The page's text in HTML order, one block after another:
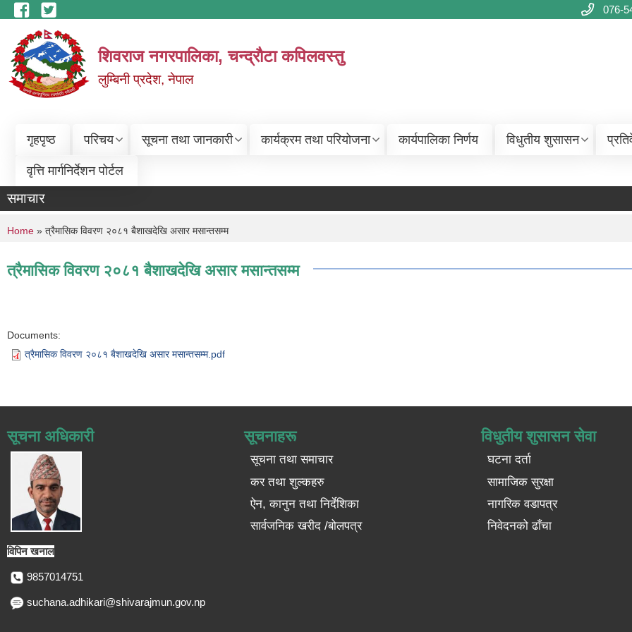
Skip to main content 076-
शिवराज नगरपालिका, चन्द्राैटा कपिलवस्तु
लुम्बिनी प्रदेश, नेपाल
गृहपृष्ठ परिचय सूचना तथा जानकारी कार्यक्रम तथा परियोजना कार्यपालिका निर्णय विधुतीय शुसासन
वृत्ति मार्गनिर्देशन पोर्टल
समाचार
You are here
Home » त्रैमासिक विवरण २०८१ बैशाखदेखि असार मसान्तसम्म
त्रैमासिक विवरण २०८१ बैशाखदेखि असार मसान्तसम्म
Documents:
त्रैमासिक विवरण २०८१ बैशाखदेखि असार मसान्तसम्म.pdf
सूचना अधिकारी
विपिन खनाल
9857014751
suchana.adhikari@shivarajmun.gov.np
सूचनाहरू
सूचना तथा समाचार
कर तथा शुल्कहरु
ऐन, कानुन तथा निर्देशिका
सार्वजनिक खरीद /बोलपत्र
विधुतीय शुसासन सेवा
घटना दर्ता
सामाजिक सुरक्षा
नागरिक वडापत्र
निवेदनको ढाँचा